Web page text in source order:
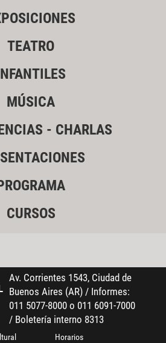
TEATRO
MÚSICA
- CHARLAS
CURSOS
Av. Corrientes 1543, Ciudad de
Buenos Aires (AR) / Informes:
011 5077-8000 o 011 6091-7000
/ Boletería interno 8313
Horarios